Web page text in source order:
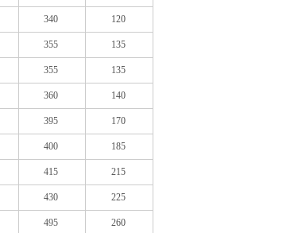
340 120
355 135
355 135
360 140
395 170
400 185
415 215
430 225
495 260